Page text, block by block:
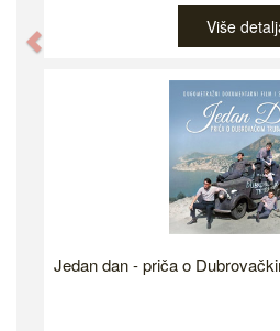
Više
Jedan dan - priča o